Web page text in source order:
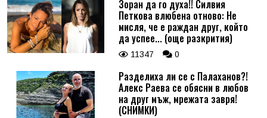
Зоран да го духа!! Силвия
Петкова влюбена отново: Не
мисля, че е раждан друг, който
да успее... (още разкрития)
11347 0
Разделиха ли се с Палаханов?!
Алекс Раева се обясни в любов
на друг мъж, мрежата завря!
(СНИМКИ)